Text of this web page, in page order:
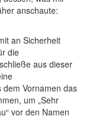
anschaute:
an Sicherheit
die
aus dieser
Vornamen das
um „Sehr
vor den Namen